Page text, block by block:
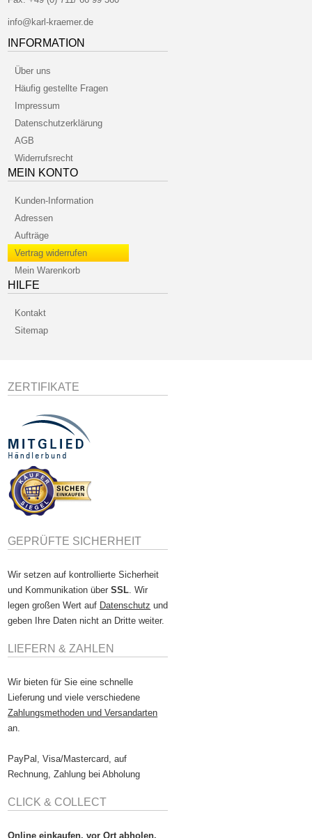
info@karl-kraemer.de
INFORMATION
Über uns
Häufig gestellte Fragen
Impressum
Datenschutzerklärung
AGB
Widerrufsrecht
MEIN KONTO
Kunden-Information
Adressen
Aufträge
Vertrag widerrufen
Mein Warenkorb
HILFE
Kontakt
Sitemap
ZERTIFIKATE
GEPRÜFTE SICHERHEIT
Wir setzen auf kontrollierte Sicherheit
und Kommunikation überSSL . Wir
legen großen Wert auf Datenschutz und
geben Ihre Daten nicht an Dritte weiter.
LIEFERN & ZAHLEN
Wir bieten für Sie eine schnelle
Lieferung und viele verschiedene
Zahlungsmethoden und Versandarten
an.
PayPal, Visa/Mastercard, auf
Rechnung, Zahlung bei Abholung
CLICK & COLLECT
Online einkaufen, vor Ort abholen.